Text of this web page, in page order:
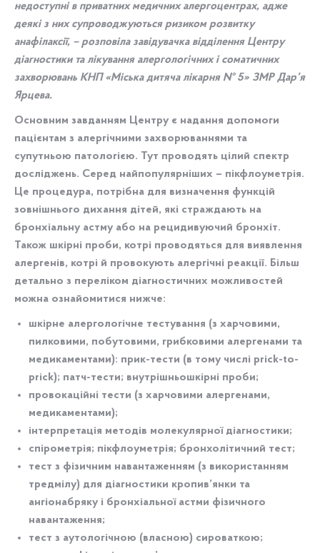
недоступні в приватних медичних алергоцентрах, адже
деякі з них супроводжуються ризиком розвитку
анафілаксії, – розповіла завідувачка відділення Центру
діагностики та лікування алергологічних і соматичних
захворювань КНП «Міська дитяча лікарня № 5» ЗМР Дар’я
Ярцева.
Основним завданням Центру є надання допомоги
пацієнтам з алергічними захворюваннями та
супутньою патологією. Тут проводять цілий спектр
досліджень. Серед найпопулярніших – пікфлоуметрія.
Це процедура, потрібна для визначення функцій
зовнішнього дихання дітей, які страждають на
бронхіальну астму або на рецидивуючий бронхіт.
Також шкірні проби, котрі проводяться для виявлення
алергенів, котрі й провокують алергічні реакції. Більш
детально з переліком діагностичних можливостей
можна ознайомитися нижче:
шкірне алергологічне тестування (з харчовими,
пилковими, побутовими, грибковими алергенами та
медикаментами): прик-тести (в тому числі prick-to-
prick); патч-тести; внутрішньошкірні проби;
провокаційні тести (з харчовими алергенами,
медикаментами);
інтерпретація методів молекулярної діагностики;
спірометрія; пікфлоуметрія; бронхолітичний тест;
тест з фізичним навантаженням (з використанням
тредмілу) для діагностики кропив’янки та
ангіонабряку і бронхіальної астми фізичного
навантаження;
тест з аутологічною (власною) сироваткою;